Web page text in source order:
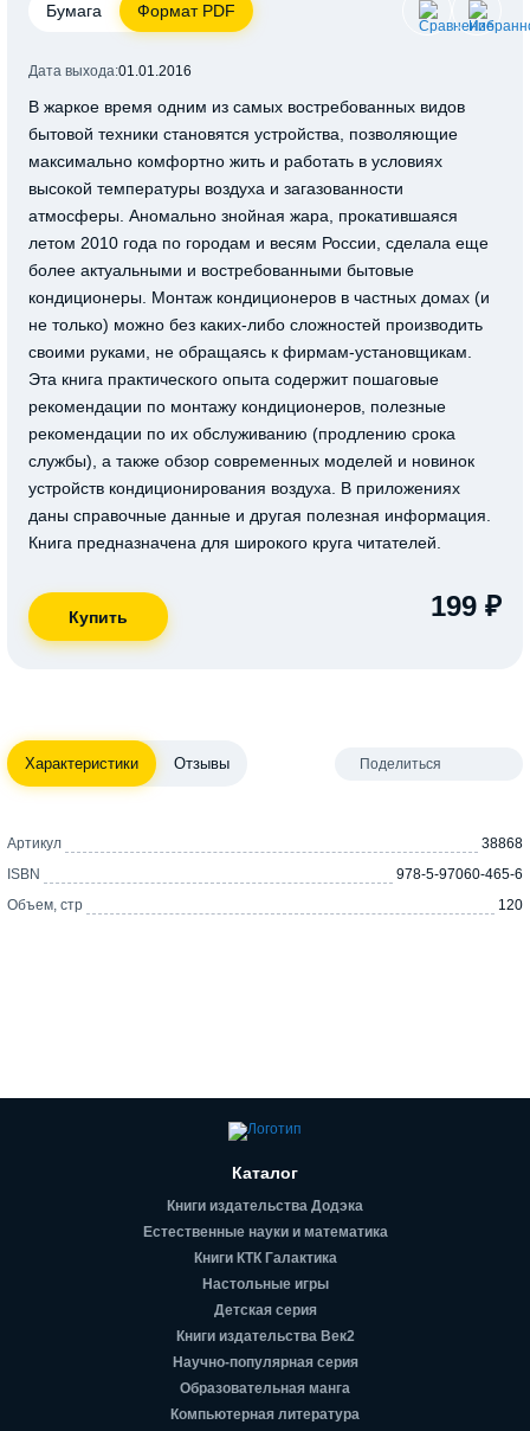
Бумага Формат PDF
Дата выхода:01.01.2016
В жаркое время одним из самых востребованных видов
бытовой техники становятся устройства, позволяющие
максимально комфортно жить и работать в условиях
высокой температуры воздуха и загазованности
атмосферы. Аномально знойная жара, прокатившаяся
летом 2010 года по городам и весям России, сделала еще
более актуальными и востребованными бытовые
кондиционеры. Монтаж кондиционеров в частных домах (и
не только) можно без каких-либо сложностей производить
своими руками, не обращаясь к фирмам-установщикам.
Эта книга практического опыта содержит пошаговые
рекомендации по монтажу кондиционеров, полезные
рекомендации по их обслуживанию (продлению срока
службы), а также обзор современных моделей и новинок
устройств кондиционирования воздуха. В приложениях
даны справочные данные и другая полезная информация.
Книга предназначена для широкого круга читателей.
199 ₽
Характеристики Отзывы Поделиться
Артикул
38868
ISBN
978-5-97060-465-6
Объем, стр
120
Каталог
Книги издательства Додэка
Естественные науки и математика
Книги КТК Галактика
Настольные игры
Детская серия
Книги издательства Век2
Научно-популярная серия
Образовательная манга
Компьютерная литература